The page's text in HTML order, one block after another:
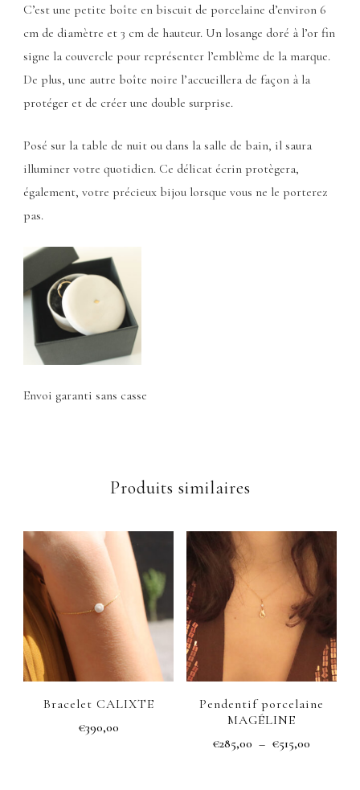
C’est une petite boîte en biscuit de porcelaine d’environ 6
cm de diamètre et 3 cm de hauteur. Un losange doré à l’or fin
signe la couvercle pour représenter l’emblème de la marque.
De plus, une autre boîte noire l’accueillera de façon à la
protéger et de créer une double surprise.
Posé sur la table de nuit ou dans la salle de bain, il saura
illuminer votre quotidien. Ce délicat écrin protègera,
également, votre précieux bijou lorsque vous ne le porterez
pas.
Envoi garanti sans casse
Produits similaires
Bracelet CALIXTE
€390,00
Pendentif porcelaine
MAGÉLINE
€285,00 – €515,00